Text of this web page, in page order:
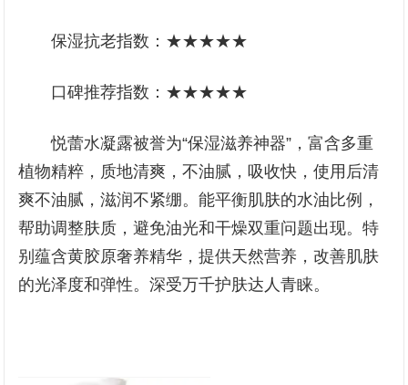
保湿抗老指数：★★★★★
口碑推荐指数：★★★★★
悦蕾水凝露被誉为“保湿滋养神器”，富含多重
植物精粹，质地清爽，不油腻，吸收快，使用后清
爽不油腻，滋润不紧绷。能平衡肌肤的水油比例，
帮助调整肤质，避免油光和干燥双重问题出现。特
别蕴含黄胶原奢养精华，提供天然营养，改善肌肤
的光泽度和弹性。深受万千护肤达人青睐。